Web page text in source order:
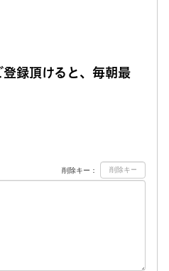
録頂けると、毎朝最
削除キー：